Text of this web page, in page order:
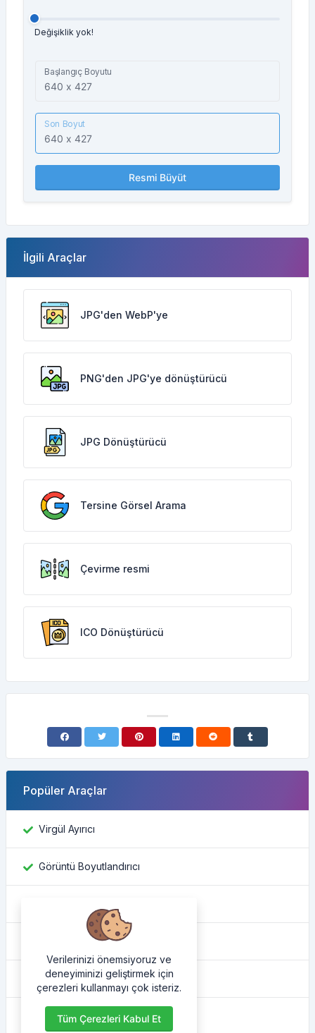
Değişiklik yok!
Başlangıç Boyutu
Son Boyut
Resmi Büyüt
İlgili Araçlar
JPG'den WebP'ye
PNG'den JPG'ye dönüştürücü
JPG Dönüştürücü
Tersine Görsel Arama
Çevirme resmi
ICO Dönüştürücü
Popüler Araçlar
Virgül Ayırıcı
Görüntü Boyutlandırıcı
Renk Dönüştürücü
IP adresim nedir
HTML güzelleştirici
Verilerinizi önemsiyoruz ve
deneyiminizi geliştirmek için
çerezleri kullanmayı çok isteriz.
Tüm Çerezleri Kabul Et